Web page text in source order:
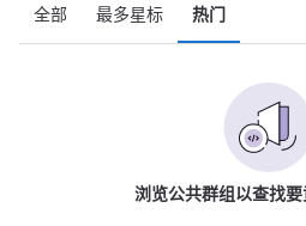
全部 最多星标 热门
浏览公共群组以查找要